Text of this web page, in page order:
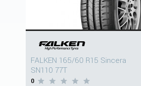
FALKEN 165/60 R15 Sincera
SN110 77T
0